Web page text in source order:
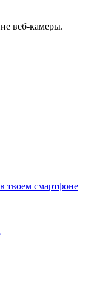
веб-камеры.
твоем смартфоне